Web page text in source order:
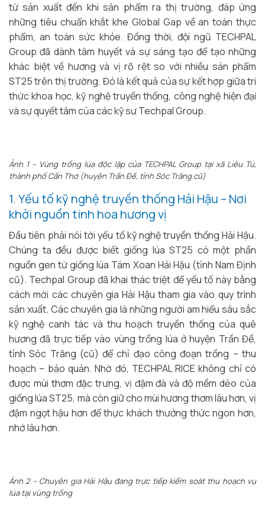
từ sản xuất đến khi sản phẩm ra thị trường, đáp ứng
những tiêu chuẩn khắt khe Global Gap về an toàn thực
phẩm, an toàn sức khỏe. Đồng thời, đội ngũ TECHPAL
Group đã dành tâm huyết và sự sáng tạo để tạo những
khác biệt về hương và vị rõ rệt so với nhiều sản phẩm
ST25 trên thị trường. Đó là kết quả của sự kết hợp giữa tri
thức khoa học, kỹ nghệ truyền thống, công nghệ hiện đại
và sự quyết tâm của các kỹ sư Techpal Group.
Ảnh 1 – Vùng trồng lúa độc lập của TECHPAL Group tại xã Liêu Tú,
thành phố Cần Thơ (huyện Trần Đề, tỉnh Sóc Trăng cũ)
1. Yếu tố kỹ nghệ truyền thống Hải Hậu – Nơi
khởi nguồn tinh hoa hương vị
Đầu tiên phải nói tới yếu tố kỹ nghệ truyền thống Hải Hậu.
Chúng ta đều được biết giống lúa ST25 có một phần
nguồn gen từ giống lúa Tám Xoan Hải Hậu (tỉnh Nam Định
cũ). Techpal Group đã khai thác triệt để yếu tố này bằng
cách mời các chuyên gia Hải Hậu tham gia vào quy trình
sản xuất. Các chuyên gia là những người am hiểu sâu sắc
kỹ nghệ canh tác và thu hoạch truyền thống của quê
hương đã trực tiếp vào vùng trồng lúa ở huyện Trần Đề,
tỉnh Sóc Trăng (cũ) để chỉ đạo công đoạn trồng – thu
hoạch – bảo quản. Nhờ đó, TECHPAL RICE không chỉ có
được mùi thơm đặc trưng, vị đậm đà và độ mềm dẻo của
giống lúa ST25, mà còn giữ cho mùi hương thơm lâu hơn, vị
đậm ngọt hậu hơn để thực khách thưởng thức ngon hơn,
nhớ lâu hơn.
Ảnh 2 – Chuyên gia Hải Hậu đang trực tiếp kiểm soát thu hoạch vụ
lúa tại vùng trồng